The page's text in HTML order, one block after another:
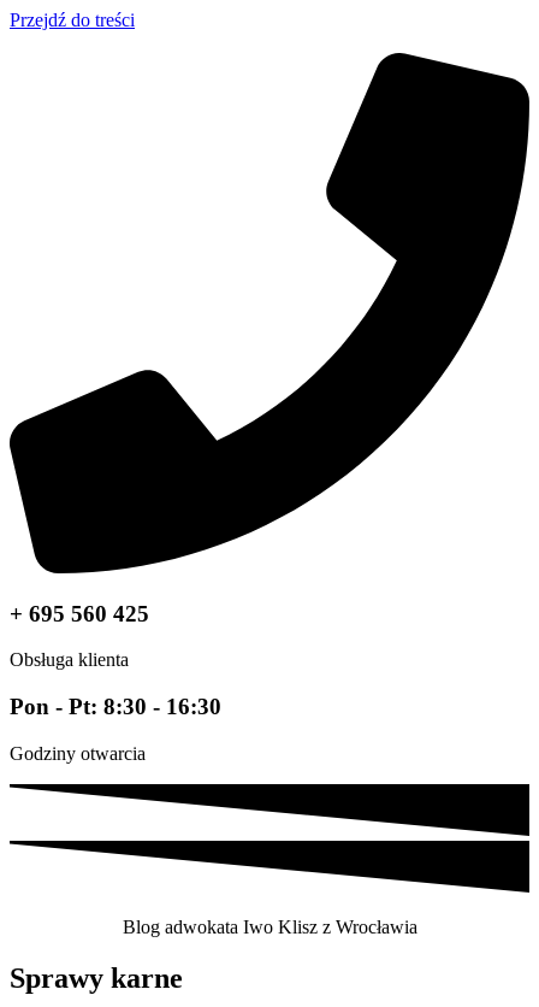
Przejdź do treści
+ 695 560 425
Obsługa klienta
Pon - Pt: 8:30 - 16:30
Godziny otwarcia
Blog adwokata Iwo Klisz z Wrocławia
Sprawy karne